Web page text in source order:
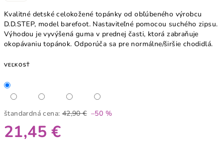
Kvalitné detské celokožené topánky od obľúbeného výrobcu
D.D.STEP, model barefoot. Nastaviteľné pomocou suchého zipsu.
Výhodou je vyvýšená guma v prednej časti, ktorá zabraňuje
okopávaniu topánok. Odporúča sa pre normálne/širšie chodidlá.
VEĽKOSŤ
štandardná cena: 42,90 € –50 %
21,45 €